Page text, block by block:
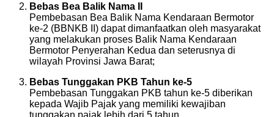
Bebas Bea Balik Nama II
Pembebasan Bea Balik Nama Kendaraan Bermotor
ke-2 (BBNKB II) dapat dimanfaatkan oleh masyarakat
yang melakukan proses Balik Nama Kendaraan
Bermotor Penyerahan Kedua dan seterusnya di
wilayah Provinsi Jawa Barat;
Bebas Tunggakan PKB Tahun ke-5
Pembebasan Tunggakan PKB tahun ke-5 diberikan
kepada Wajib Pajak yang memiliki kewajiban
tunggakan pajak lebih dari 5 tahun.